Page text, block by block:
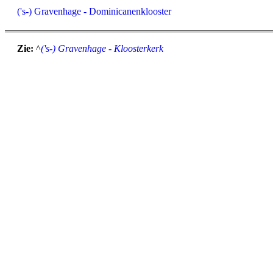
('s-) Gravenhage - Dominicanenklooster
Zie: ^('s-) Gravenhage - Kloosterkerk